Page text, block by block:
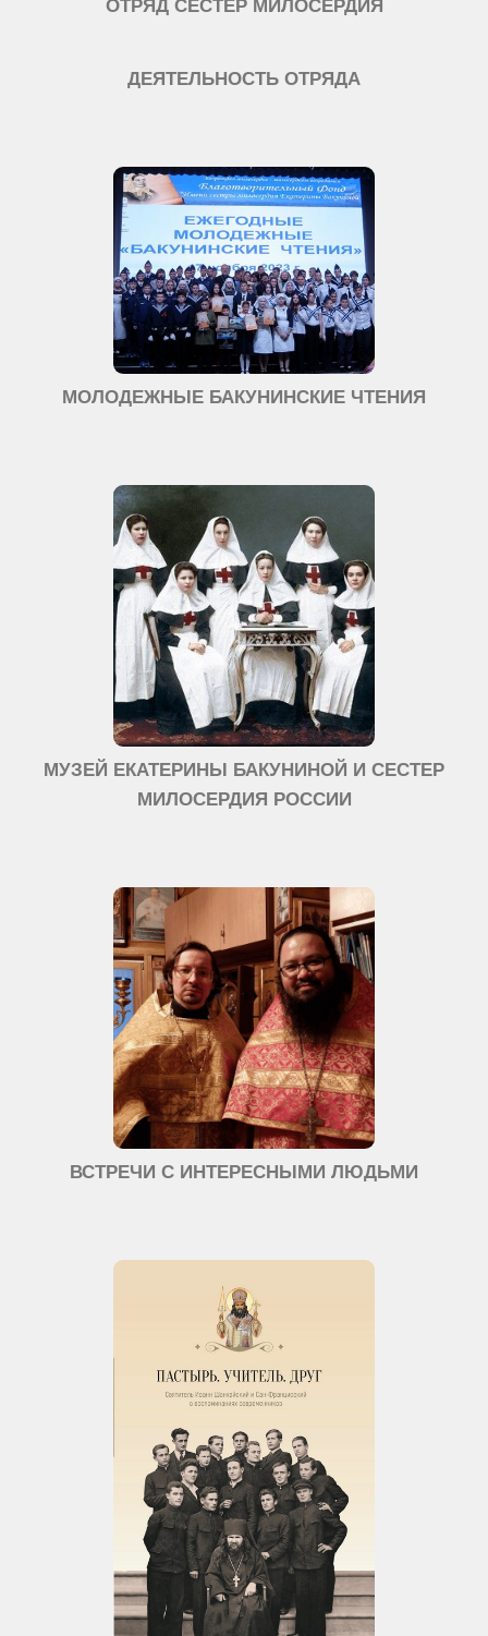
ОТРЯД СЕСТЕР МИЛОСЕРДИЯ
ДЕЯТЕЛЬНОСТЬ ОТРЯДА
МОЛОДЕЖНЫЕ БАКУНИНСКИЕ ЧТЕНИЯ
МУЗЕЙ ЕКАТЕРИНЫ БАКУНИНОЙ И СЕСТЕР
МИЛОСЕРДИЯ РОССИИ
ВСТРЕЧИ С ИНТЕРЕСНЫМИ ЛЮДЬМИ